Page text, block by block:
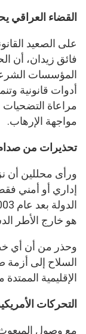
القضاء العراقي
على الصعيد
فائق زيدان، أن
المؤسسات
أدوات قانونية
مراعاة التضحيات
مواجهة الإرهاب.
تحذيرات من
ورأى محللين أن
إداري أو أمني
هو خارج الأطر
وحذر من أن أي
السلاح إلى
الإقليمية
التحركات
مع وصول المبعوث